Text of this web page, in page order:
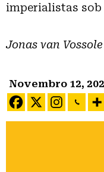
imperialistas
Jonas van Vossole
Novembro 12,